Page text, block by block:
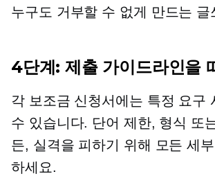
누구도 거부할 수 없게 만드는 글
4단계: 제출 가이드라인을
각 보조금 신청서에는 특정 요구
수 있습니다. 단어 제한, 형식 또
든, 실격을 피하기 위해 모든 세
하세요.